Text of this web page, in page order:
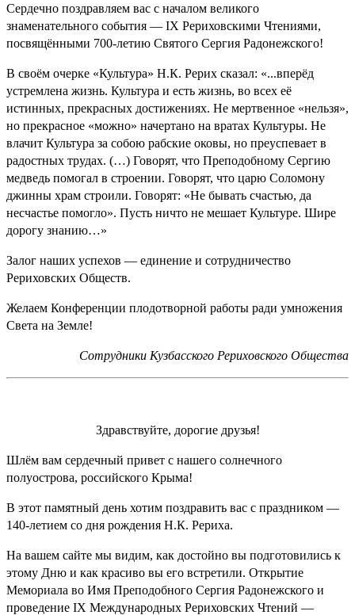
Сердечно поздравляем вас с началом великого
знаменательного события — IX Рериховскими Чтениями,
посвящёнными 700-летию Святого Сергия Радонежского!
В своём очерке «Культура» Н.К. Рерих сказал: «...вперёд
устремлена жизнь. Культура и есть жизнь, во всех её
истинных, прекрасных достижениях. Не мертвенное «нельзя»,
но прекрасное «можно» начертано на вратах Культуры. Не
влачит Культура за собою рабские оковы, но преуспевает в
радостных трудах. (…) Говорят, что Преподобному Сергию
медведь помогал в строении. Говорят, что царю Соломону
джинны храм строили. Говорят: «Не бывать счастью, да
несчастье помогло». Пусть ничто не мешает Культуре. Шире
дорогу знанию…»
Залог наших успехов — единение и сотрудничество
Рериховских Обществ.
Желаем Конференции плодотворной работы ради умножения
Света на Земле!
Сотрудники Кузбасского Рериховского Общества
Здравствуйте, дорогие друзья!
Шлём вам сердечный привет с нашего солнечного
полуострова, российского Крыма!
В этот памятный день хотим поздравить вас с праздником —
140-летием со дня рождения Н.К. Рериха.
На вашем сайте мы видим, как достойно вы подготовились к
этому Дню и как красиво вы его встретили. Открытие
Мемориала во Имя Преподобного Сергия Радонежского и
проведение IX Международных Рериховских Чтений —